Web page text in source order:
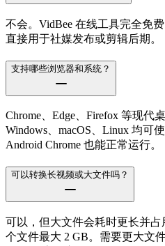
不会。VidBee 在线工具完全免
直接用于社媒发布或剪辑后期。
支持哪些浏览器和系统？
Chrome、Edge、Firefox 等现代
Windows、macOS、Linux 均可
Android Chrome 也能正常运行。
可以转换长视频或大文件吗？
可以，但大文件会耗时更长并
个文件最大 2 GB。需要更大文